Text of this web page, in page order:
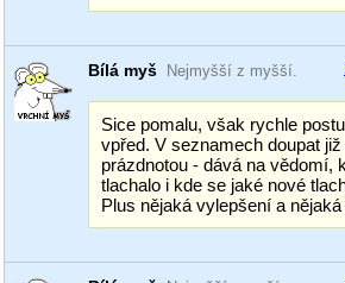
Bílá myš Nejmyšší z myšší.
Sice pomalu, však rychle
vpřed. V seznamech doupat
prázdnotou - dává na vědomí,
tlachalo i kde se jaké nové
Plus nějaká vylepšení a